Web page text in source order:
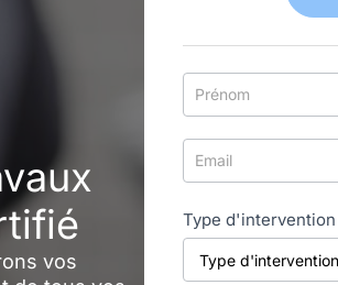
vos
Formulaire
simple
avec
téléphone
Type d'intervention